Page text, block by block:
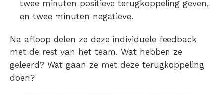
twee minuten positieve terugkoppeling geven,
en twee minuten negatieve.
Na afloop delen ze deze individuele feedback
met de rest van het team. Wat hebben ze
geleerd? Wat gaan ze met deze terugkoppeling
doen?